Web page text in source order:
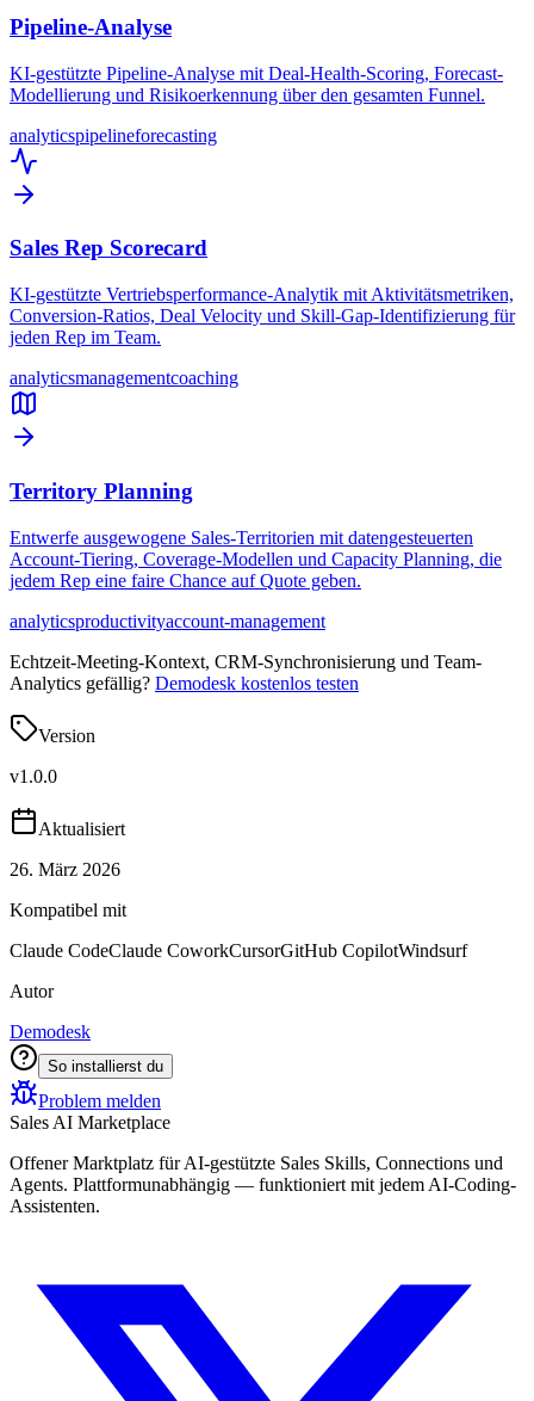
Pipeline-Analyse
KI-gestützte Pipeline-Analyse mit Deal-Health-Scoring, Forecast-
Modellierung und Risikoerkennung über den gesamten Funnel.
analyticspipelineforecasting
Sales Rep Scorecard
KI-gestützte Vertriebsperformance-Analytik mit Aktivitätsmetriken,
Conversion-Ratios, Deal Velocity und Skill-Gap-Identifizierung für
jeden Rep im Team.
analyticsmanagementcoaching
Territory Planning
Entwerfe ausgewogene Sales-Territorien mit datengesteuerten
Account-Tiering, Coverage-Modellen und Capacity Planning, die
jedem Rep eine faire Chance auf Quote geben.
analyticsproductivityaccount-management
Echtzeit-Meeting-Kontext, CRM-Synchronisierung und Team-
Analytics gefällig? Demodesk kostenlos testen
Version
v1.0.0
Aktualisiert
26. März 2026
Kompatibel mit
Claude CodeClaude CoworkCursorGitHub CopilotWindsurf
Autor
Demodesk
So installierst du
Problem melden
Sales AI Marketplace
Offener Marktplatz für AI-gestützte Sales Skills, Connections und
Agents. Plattformunabhängig — funktioniert mit jedem AI-Coding-
Assistenten.